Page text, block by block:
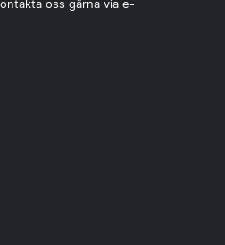
oss gärna via e-